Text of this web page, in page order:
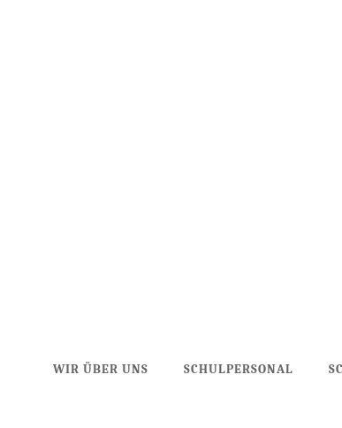
WIR ÜBER UNS SCHULPERSONAL